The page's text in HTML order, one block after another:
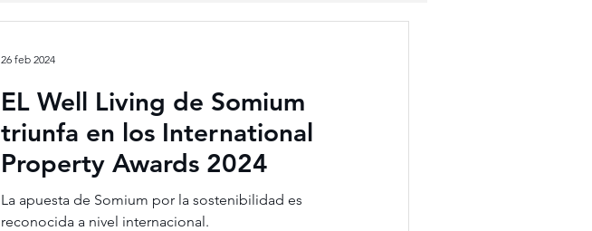
EL Well Living de Somium
triunfa en los International
Property Awards 2024
La apuesta de Somium por la sostenibilidad es
reconocida a nivel internacional.
26 feb 2024